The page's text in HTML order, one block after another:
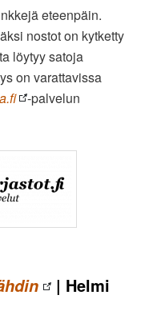
eteenpäin.
nostot on kytketty
löytyy satoja
on varattavissa
-palvelun
| Helmi